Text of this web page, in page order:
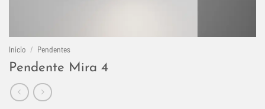
Início / Pendentes
Pendente Mira 4